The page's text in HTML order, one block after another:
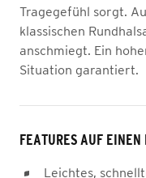
Tragegefühl sorgt.
klassischen
anschmiegt. Ein
Situation garantiert.
FEATURES AUF EINEN
Leichtes,